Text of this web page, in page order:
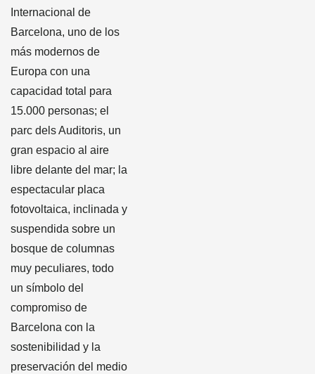
Internacional de
Barcelona, uno de los
más modernos de
Europa con una
capacidad total para
15.000 personas; el
parc dels Auditoris, un
gran espacio al aire
libre delante del mar; la
espectacular placa
fotovoltaica, inclinada y
suspendida sobre un
bosque de columnas
muy peculiares, todo
un símbolo del
compromiso de
Barcelona con la
sostenibilidad y la
preservación del medio